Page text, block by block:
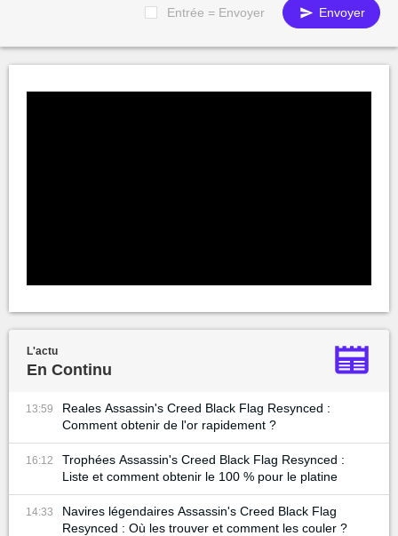
Entrée = Envoyer Envoyer
L'actu
En Continu
13:59
Reales Assassin's Creed Black Flag Resynced :
Comment obtenir de l'or rapidement ?
16:12
Trophées Assassin's Creed Black Flag Resynced :
Liste et comment obtenir le 100 % pour le platine
14:33
Navires légendaires Assassin's Creed Black Flag
Resynced : Où les trouver et comment les couler ?